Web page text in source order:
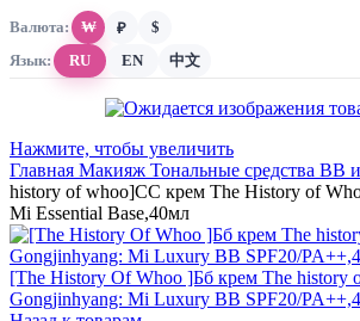
Валюта: ₩ ₽
$
Язык:
RU EN 中文
Нажмите, чтобы увеличить
Главная Макияж Тональные средства ВВ
history of whoo]СС крем The History of
Mi Essential Base,40мл
[The History Of Whoo ]Бб крем The history
Gongjinhyang: Mi Luxury BB SPF20/